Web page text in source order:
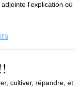
l’explication où
cultiver, répandre, et